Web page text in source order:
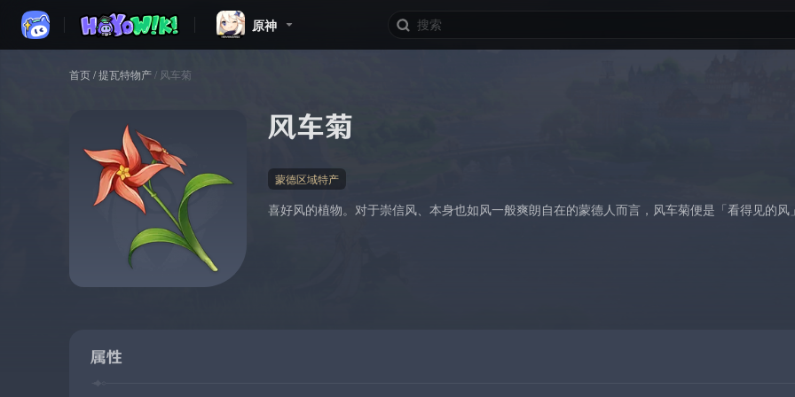
原神
首页/提瓦特物产/ 风车菊
风车菊
蒙德区域特产
喜好风的植物。对于崇信风、本身也如风一般爽朗自在的蒙德人而言，风车菊便是「看得见的风
属性